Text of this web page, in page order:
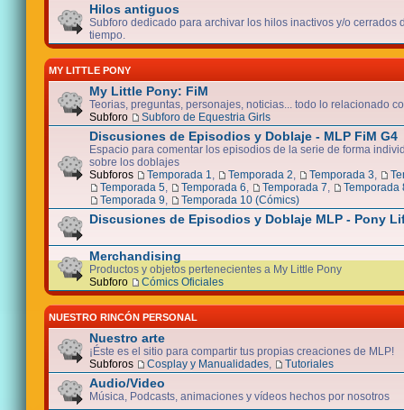
Hilos antiguos
Subforo dedicado para archivar los hilos inactivos y/o cerrados
tiempo.
MY LITTLE PONY
My Little Pony: FiM
Teorias, preguntas, personajes, noticias... todo lo relacionado
Subforo
Subforo de Equestria Girls
Discusiones de Episodios y Doblaje - MLP FiM G4
Espacio para comentar los episodios de la serie de forma
sobre los doblajes
Subforos
Temporada 1 Temporada 2 Temporada 3
Temporada 5
Temporada 6 Temporada 7
Temporada
Temporada 9
Temporada 10 (Cómics)
Discusiones de Episodios y Doblaje MLP - Pony
Merchandising
Productos y objetos pertenecientes a My Little Pony
Subforo
Cómics Oficiales
NUESTRO RINCÓN PERSONAL
Nuestro arte
¡Éste es el sitio para compartir tus propias creaciones de MLP!
Subforos
Cosplay y Manualidades Tutoriales
Audio/Video
Música, Podcasts, animaciones y vídeos hechos por nosotros